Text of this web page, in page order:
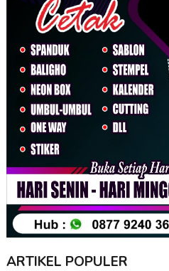
ARTIKEL POPULER